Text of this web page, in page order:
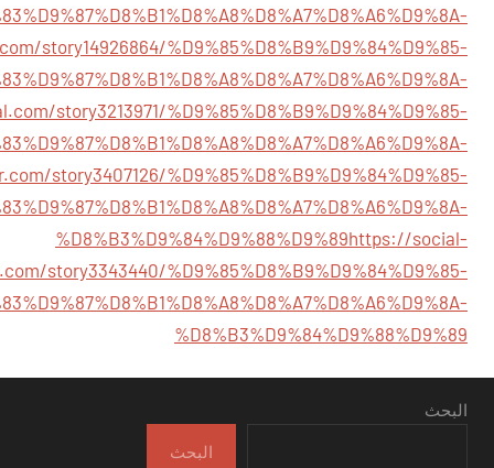
story14926864/%D9%85%D8%B9%D9%84%D9%85-
story3213971/%D9%85%D8%B9%D9%84%D9%85-
story3407126/%D9%85%D8%B9%D9%84%D9%85-
%D8%B3%D9%84%D9%88%D9%89https://social-
story3343440/%D9%85%D8%B9%D9%84%D9%85-
%D8%B3%D9%84%D9%88%D9%89
البحث
البحث